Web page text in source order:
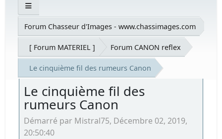
Forum Chasseur d'Images - www.chassimages.com
[ Forum MATERIEL ] Forum CANON reflex
Le cinquième fil des rumeurs Canon
Le cinquième fil des
rumeurs Canon
Démarré par Mistral75, Décembre 02, 2019,
20:50:40